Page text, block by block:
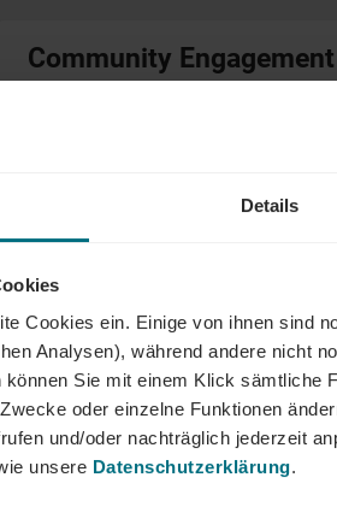
Details
Cookies ein. Einige von ihnen sind
Analysen), während andere nicht
Sie mit einem Klick sämtliche
oder einzelne Funktionen
und/oder nachträglich jederzeit
unsere Datenschutzerklärung.
Community
Technischer Redakteur
Referent (m/w/d)
Arbeitnehmerüberlassung